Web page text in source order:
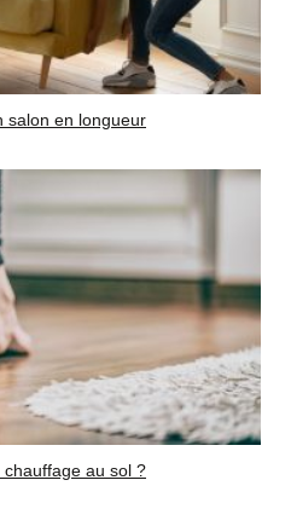
salon en longueur
au sol ?